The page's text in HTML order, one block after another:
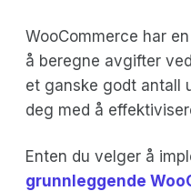
WooCommerce har
å beregne avgifter
et ganske godt antall
deg med å
Enten du velger å
grunnleggende